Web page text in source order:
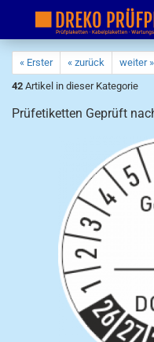
« Erster « zurück weiter »
42 Artikel in dieser Kategorie
Prüfetiketten Geprüft